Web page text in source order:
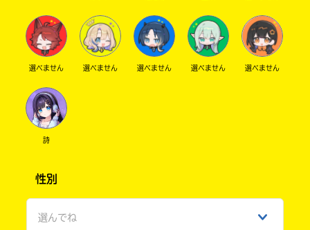
選べません 選べません 選べません 選べません 選べません
詩
性別
選んでね